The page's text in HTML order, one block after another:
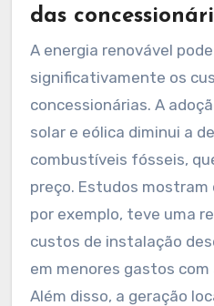
das
A energia renovável
significativamente os
concessionárias. A
solar e eólica diminui a
combustíveis fósseis,
preço. Estudos mostram
por exemplo, teve uma
custos de instalação
em menores gastos
Além disso, a geração